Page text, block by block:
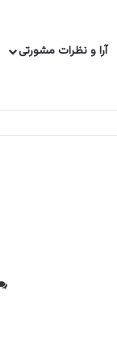
آرا و نظرات مشورتی